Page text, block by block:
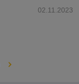
02.11.2023